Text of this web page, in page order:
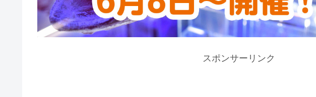
スポンサーリンク